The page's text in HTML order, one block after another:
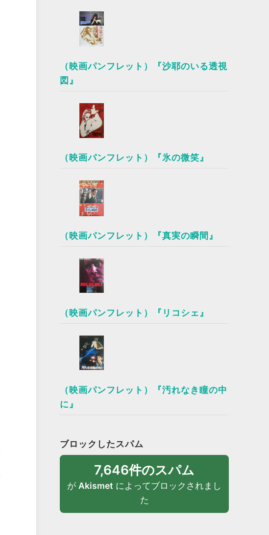
（映画パンフレット）『沙耶のいる透視
図』
（映画パンフレット）『氷の微笑』
（映画パンフレット）『真実の瞬間』
（映画パンフレット）『リコシェ』
（映画パンフレット）『汚れなき瞳の中
に』
ブロックしたスパム
7,646件のスパム
が Akismet によってブロックされまし
た